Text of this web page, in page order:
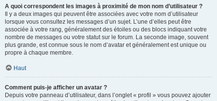
A quoi correspondent les images à proximité de mon nom d’utilisateur ?
Il y a deux images qui peuvent être associées avec votre nom d’utilisateur
lorsque vous consultez les messages d’un sujet. L’une d’elles peut être
associée à votre rang, généralement des étoiles ou des blocs indiquant votre
nombre de messages ou votre statut sur le forum. La seconde image, souvent
plus grande, est connue sous le nom d’avatar et généralement est unique ou
propre à chaque membre.
Haut
Comment puis-je afficher un avatar ?
Depuis votre panneau d’utilisateur, dans l’onglet « profil » vous pouvez ajouter